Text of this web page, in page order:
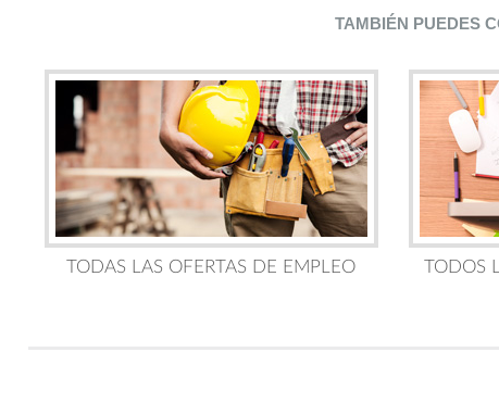
TAMBIÉN PUEDES
TODAS LAS OFERTAS DE EMPLEO TODOS